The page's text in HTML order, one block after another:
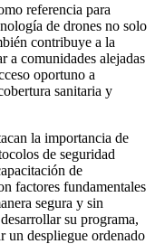
referencia para
de drones no solo
contribuye a la
a comunidades alejadas
oportuno a
sanitaria y
la importancia de
de seguridad
de
factores fundamentales
segura y sin
su programa,
un despliegue ordenado